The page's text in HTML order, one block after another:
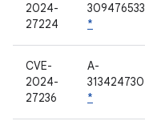
2024-
27224
309476533
*
CVE-
2024-
27236
A-
313424730
*